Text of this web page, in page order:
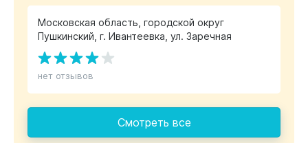
Московская область, городской округ
Пушкинский, г. Ивантеевка, ул. Заречная
нет отзывов
Смотреть все